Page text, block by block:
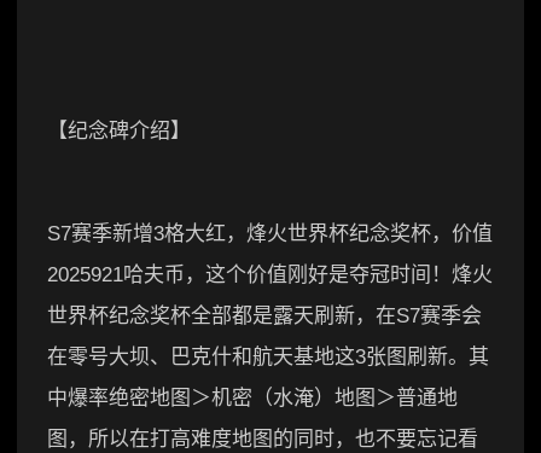
【纪念碑介绍】
S7赛季新增3格大红，烽火世界杯纪念奖杯，价值
2025921哈夫币，这个价值刚好是夺冠时间！烽火
世界杯纪念奖杯全部都是露天刷新，在S7赛季会
在零号大坝、巴克什和航天基地这3张图刷新。其
中爆率绝密地图＞机密（水淹）地图＞普通地
图，所以在打高难度地图的同时，也不要忘记看